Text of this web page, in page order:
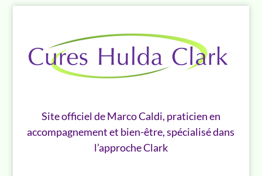
Site officiel de Marco Caldi, praticien en
accompagnement et bien-être, spécialisé dans
l’approche Clark